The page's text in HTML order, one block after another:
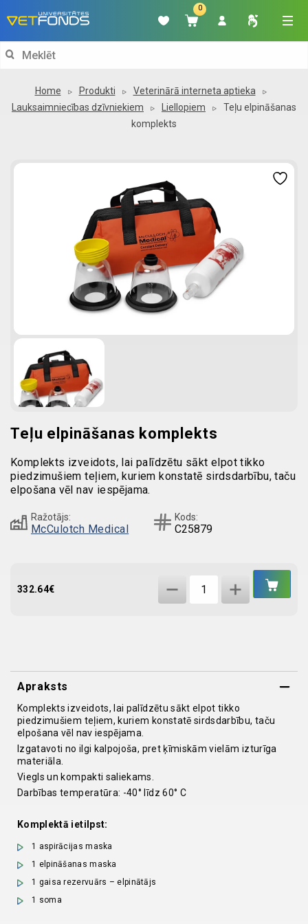
0
Search
Home Produkti
Veterinārā interneta aptieka
Lauksaimniecības dzīvniekiem
Liellopiem
Teļu elpināšanas
komplekts
Teļu elpināšanas komplekts
Komplekts izveidots, lai palīdzētu sākt elpot tikko
piedzimušiem teļiem, kuriem konstatē sirdsdarbību, taču
elpošana vēl nav iespējama.
Ražotājs:
McCulotch Medical
Kods:
C25879
332.64€
Apraksts
Komplekts izveidots, lai palīdzētu sākt elpot tikko
piedzimušiem teļiem, kuriem konstatē sirdsdarbību, taču
elpošana vēl nav iespējama.
Izgatavoti no ilgi kalpojoša, pret ķīmiskām vielām izturīga
materiāla.
Viegls un kompakti saliekams.
Darbības temperatūra: -40° līdz 60° C
Komplektā ietilpst:
1 aspirācijas maska
1 elpināšanas maska
1 gaisa rezervuārs – elpinātājs
1 soma